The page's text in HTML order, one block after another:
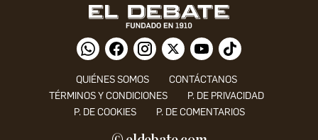
QUIÉNES SOMOS
CONTÁCTANOS
TÉRMINOS Y CONDICIONES
P. DE PRIVACIDAD
P. DE COOKIES
P. DE COMENTARIOS